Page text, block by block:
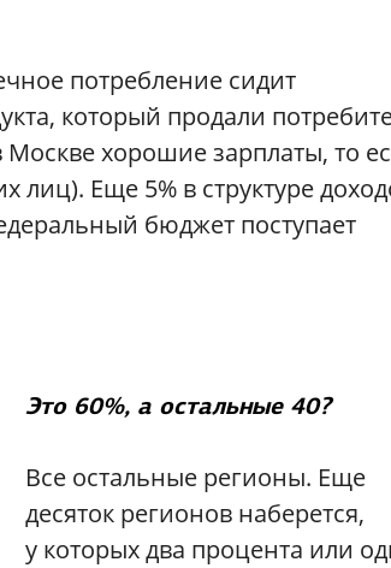
потребление сидит
который продали
хорошие зарплаты, то
Еще 5% в структуре
бюджет поступает
Это 60%, а остальные 40?
Все остальные регионы. Еще
десяток регионов наберется,
у которых два процента или